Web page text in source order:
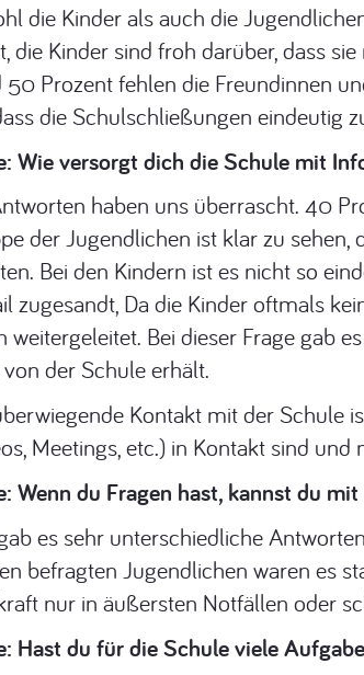
die Kinder als auch die
die Kinder sind froh darüber, dass
50 Prozent fehlen die Freundinnen
die Schulschließungen eindeutig
Wie versorgt dich die Schule mit
haben uns überrascht. 40
der Jugendlichen ist klar zu
Bei den Kindern ist es nicht so
zugesandt, Da die Kinder oftmals
weitergeleitet. Bei dieser Frage gab
der Schule erhält.
Kontakt mit der Schule
Meetings, etc.) in Kontakt sind
Wenn du Fragen hast, kannst du
es sehr unterschiedliche
befragten Jugendlichen waren es
nur in äußersten Notfällen oder
Hast du für die Schule viele